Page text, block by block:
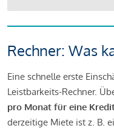
Rechner: Was
Eine schnelle erste
Leistbarkeits-Rechner.
pro Monat für eine
derzeitige Miete ist z. B.